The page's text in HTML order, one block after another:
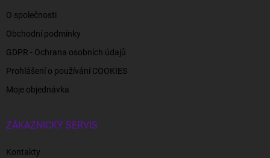
O společnosti
Obchodní podmínky
GDPR - Ochrana osobních údajů
Prohlášení o používání COOKIES
Moje objednávka
ZÁKAZNICKÝ SERVIS
Kontakty